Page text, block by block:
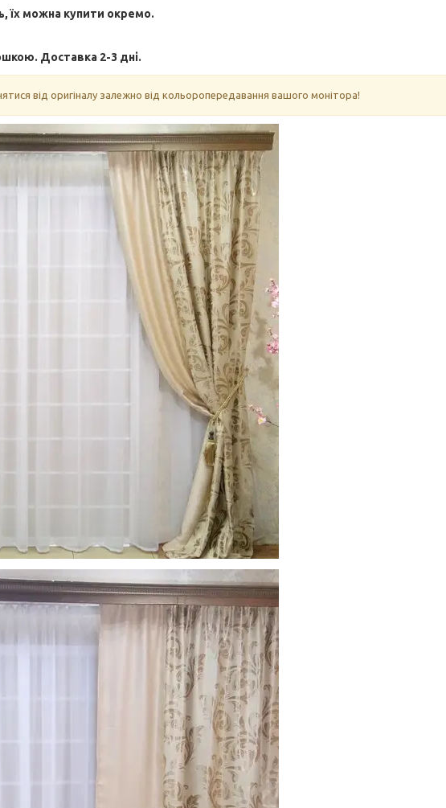
їх можна купити окремо.
Доставка 2-3 дні.
від оригіналу залежно від кольоропередавання вашого монітора!